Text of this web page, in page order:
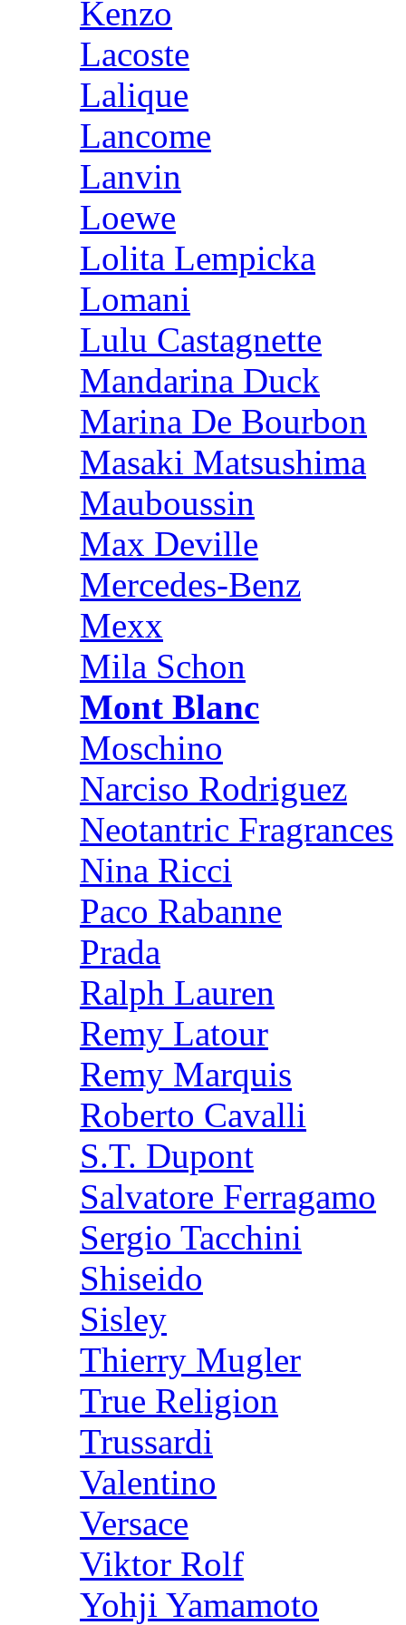
Kenzo
Lacoste
Lalique
Lancome
Lanvin
Loewe
Lolita Lempicka
Lomani
Lulu Castagnette
Mandarina Duck
Marina De Bourbon
Masaki Matsushima
Mauboussin
Max Deville
Mercedes-Benz
Mexx
Mila Schon
Mont Blanc
Moschino
Narciso Rodriguez
Neotantric Fragrances
Nina Ricci
Paco Rabanne
Prada
Ralph Lauren
Remy Latour
Remy Marquis
Roberto Cavalli
S.T. Dupont
Salvatore Ferragamo
Sergio Tacchini
Shiseido
Sisley
Thierry Mugler
True Religion
Trussardi
Valentino
Versace
Viktor Rolf
Yohji Yamamoto